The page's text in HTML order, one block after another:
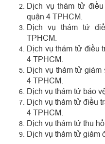
Dịch vụ thám tử
quận 4 TPHCM.
Dịch vụ thám tử
TPHCM.
Dịch vụ thám tử điều
4 TPHCM.
Dịch vụ thám tử giám
4 TPHCM.
Dịch vụ thám tử bảo
Dịch vụ thám tử điều
4 TPHCM.
Dịch vụ thám tử thu
Dịch vụ thám tử giám